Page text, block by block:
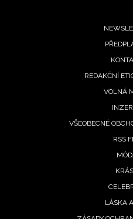
zpracováním údajů k
soukromí BurdaMedia
REDAKČNÍ
VOLNÁ
VŠEOBECNÉ
RSS
LÁSKA